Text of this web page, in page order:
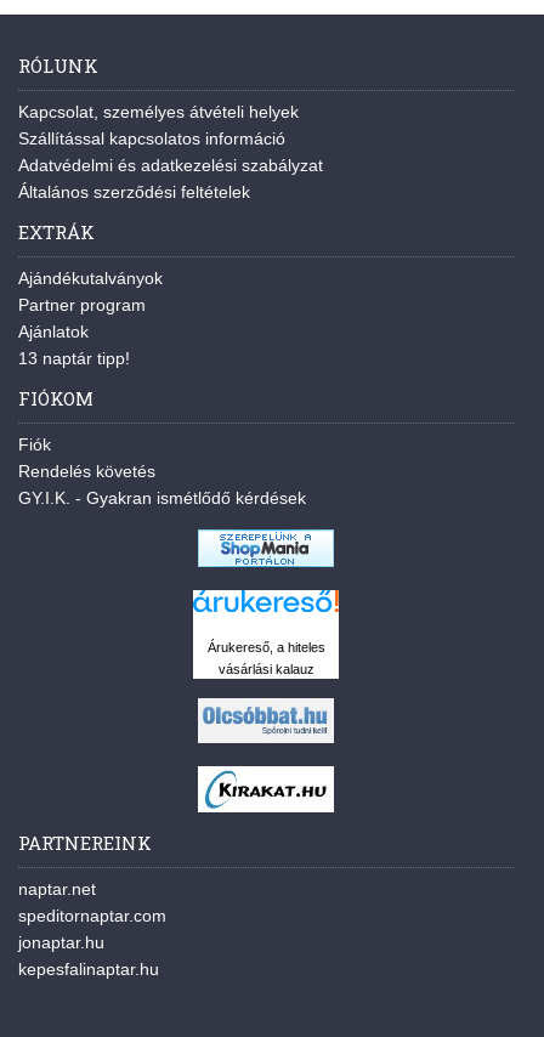
RÓLUNK
Kapcsolat, személyes átvételi helyek
Szállítással kapcsolatos információ
Adatvédelmi és adatkezelési szabályzat
Általános szerződési feltételek
EXTRÁK
Ajándékutalványok
Partner program
Ajánlatok
13 naptár tipp!
FIÓKOM
Fiók
Rendelés követés
GY.I.K. - Gyakran ismétlődő kérdések
Árukereső, a hiteles
vásárlási kalauz
PARTNEREINK
naptar.net
speditornaptar.com
jonaptar.hu
kepesfalinaptar.hu